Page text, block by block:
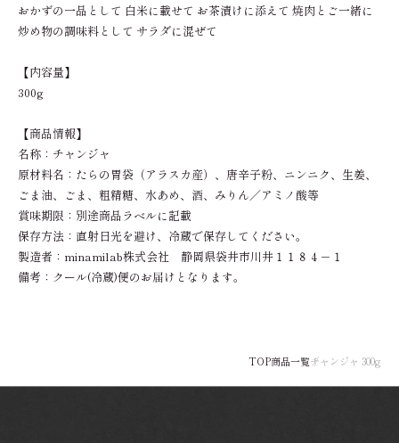
おかずの一品として 白米に載せて お茶漬けに添えて 焼肉とご一緒に
炒め物の調味料として サラダに混ぜて
【内容量】
300g
【商品情報】
名称：チャンジャ
原材料名：たらの胃袋（アラスカ産）、唐辛子粉、ニンニク、生姜、
ごま油、ごま、粗精糖、水あめ、酒、みりん／アミノ酸等
賞味期限：別途商品ラベルに記載
保存方法：直射日光を避け、冷蔵で保存してください。
製造者：minamilab株式会社 静岡県袋井市川井１１８４－１
備考：クール(冷蔵)便のお届けとなります。
TOP商品一覧チャンジャ 300g